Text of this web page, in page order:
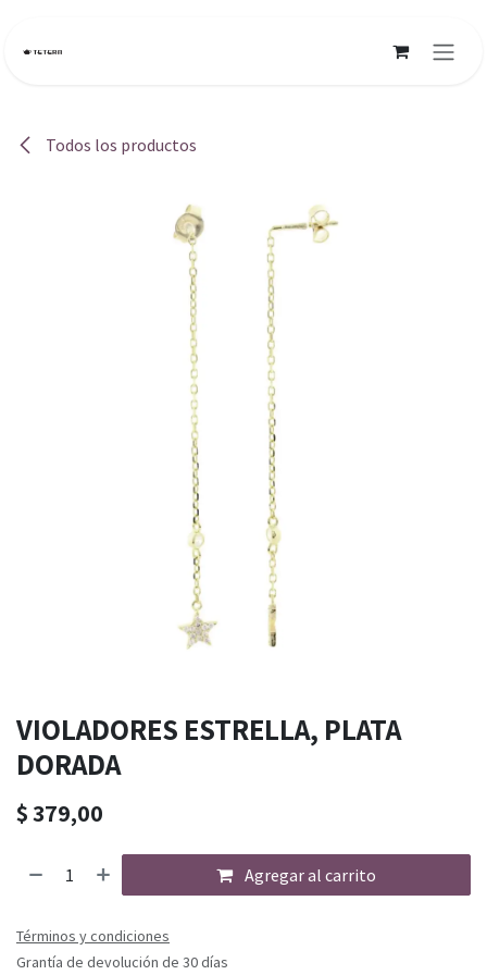
Todos los productos
VIOLADORES ESTRELLA, PLATA
DORADA
$379,00
Agregar al carrito
Términos y condiciones
Grantía de devolución de 30 días